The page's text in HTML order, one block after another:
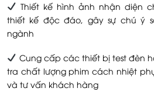
Thiết kế hình ảnh nhận diện
thiết kế độc đáo, gây sự chú ý
ngành
Cung cấp các thiết bị test đèn
tra chất lượng phim cách nhiệt
và tư vấn khách hàng